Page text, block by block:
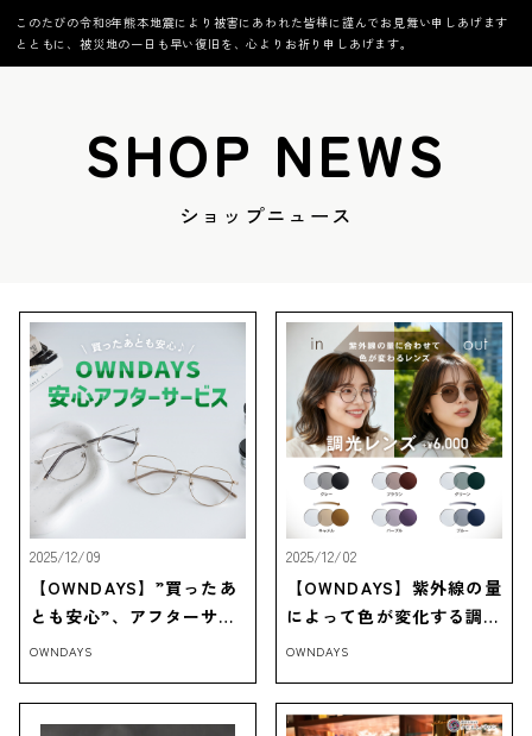
このたびの令和8年熊本地震により被害にあわれた皆様に謹んでお見舞い申しあげます
とともに、被災地の一日も早い復旧を、心よりお祈り申しあげます。
SHOP NEWS
ショップニュース
2025/12/09
【OWNDAYS】”買ったあ
とも安心”、アフターサー
ビスをご紹介!
OWNDAYS
2025/12/02
【OWNDAYS】紫外線の量
によって色が変化する調光
レンズをご紹介!
OWNDAYS